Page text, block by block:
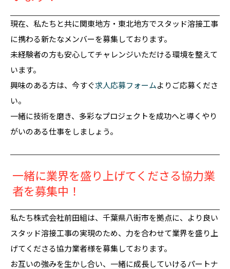
現在、私たちと共に関東地方・東北地方でスタッド溶接工事
に携わる新たなメンバーを募集しております。
未経験者の方も安心してチャレンジいただける環境を整えて
います。
興味のある方は、今すぐ求人応募フォームよりご応募くださ
い。
一緒に技術を磨き、多彩なプロジェクトを成功へと導くやり
がいのある仕事をしましょう。
一緒に業界を盛り上げてくださる協力業
者を募集中！
私たち株式会社前田組は、千葉県八街市を拠点に、より良い
スタッド溶接工事の実現のため、力を合わせて業界を盛り上
げてくださる協力業者様を募集しております。
お互いの強みを生かし合い、一緒に成長していけるパートナ